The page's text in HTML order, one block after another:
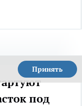
Принять
под